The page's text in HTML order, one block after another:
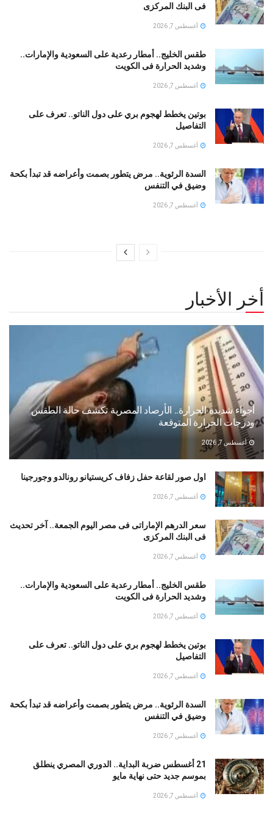
فى البنك المركزى
أغسطس 7, 2026
طقس الخليج.. أمطار رعدية على السعودية والإمارات..
وشديد الحرارة فى الكويت
أغسطس 7, 2026
بوتين يخطط لهجوم بري على دول الناتو.. تعرف على
التفاصيل
أغسطس 7, 2026
السدة الرئوية.. مرض يتطور بصمت وأعراضه قد تبدأ بكحة
وضيق في التنفس
أغسطس 7, 2026
أخر الأخبار
أجواء شديدة الحرارة.. الأرصاد المصرية تكشف حالة الطقس
ودرجات الحرارة المتوقعة
أغسطس 7, 2026
اول صور لقاعة حفل زفاف كريستيانو رونالدو وجورجينا
أغسطس 7, 2026
سعر الدرهم الإماراتى فى مصر اليوم الجمعة.. آخر تحديث
فى البنك المركزى
أغسطس 7, 2026
طقس الخليج.. أمطار رعدية على السعودية والإمارات..
وشديد الحرارة فى الكويت
أغسطس 7, 2026
بوتين يخطط لهجوم بري على دول الناتو.. تعرف على
التفاصيل
أغسطس 7, 2026
السدة الرئوية.. مرض يتطور بصمت وأعراضه قد تبدأ بكحة
وضيق في التنفس
أغسطس 7, 2026
21 أغسطس ضربة البداية.. الدوري المصري ينطلق
بموسم جديد حتى نهاية مايو
أغسطس 7, 2026